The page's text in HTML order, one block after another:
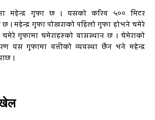
महेन्द्र गुफा छ । यसको करिव ५०० मिटर
महेन्द्र गुफा पोखराको पहिलो गुफा होभने चमेरे
चमेरे गुफामा चमेराहरुको वासस्थान छ । चेमेराको
यस गुफामा वत्तीको व्यवस्था छैन भने महेन्द्र
।